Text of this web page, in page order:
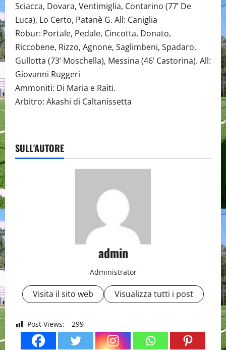
Sciacca, Dovara, Ventimiglia, Contarino (77’ De
Luca), Lo Certo, Patanè G. All: Caniglia
Robur: Portale, Pedale, Cincotta, Donato,
Riccobene, Rizzo, Agnone, Saglimbeni, Spadaro,
Gullotta (73’ Moschella), Messina (46’ Castorina). All:
Giovanni Ruggeri
Ammoniti: Di Maria e Raiti.
Arbitro: Akashi di Caltanissetta
SULL'AUTORE
admin
Administrator
Visita il sito web Visualizza tutti i post
Post Views: 299